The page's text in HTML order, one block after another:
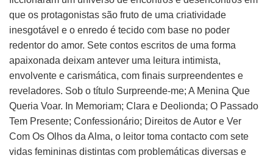
que os protagonistas são fruto de uma criatividade
inesgotável e o enredo é tecido com base no poder
redentor do amor. Sete contos escritos de uma forma
apaixonada deixam antever uma leitura intimista,
envolvente e carismática, com finais surpreendentes e
reveladores. Sob o título Surpreende-me; A Menina Que
Queria Voar. In Memoriam; Clara e Deolionda; O Passado
Tem Presente; Confessionário; Direitos de Autor e Ver
Com Os Olhos da Alma, o leitor toma contacto com sete
vidas femininas distintas com problemáticas diversas e